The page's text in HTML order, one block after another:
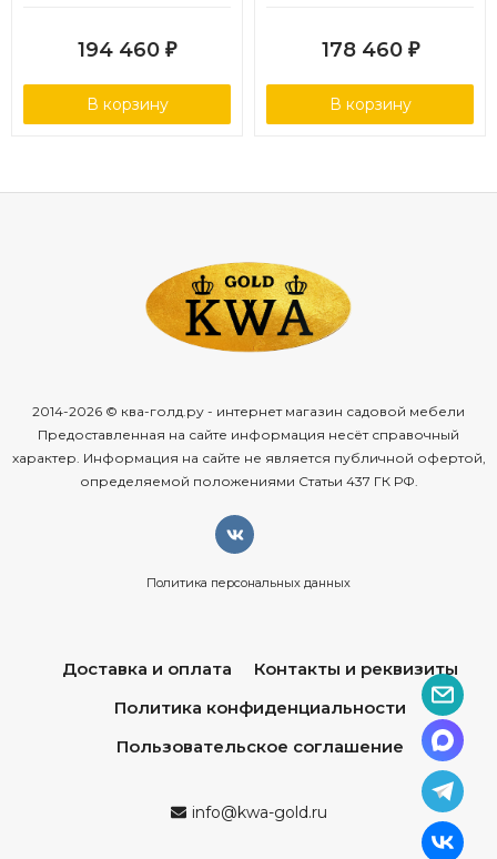
194 460 ₽
В корзину
178 460 ₽
В корзину
2014-2026 © ква-голд.ру - интернет магазин садовой мебели
Предоставленная на сайте информация несёт справочный
характер. Информация на сайте не является публичной офертой,
определяемой положениями Статьи 437 ГК РФ.
Политика персональных данных
Доставка и оплата
Контакты и реквизиты
Политика конфиденциальности
Пользовательское соглашение
info@kwa-gold.ru